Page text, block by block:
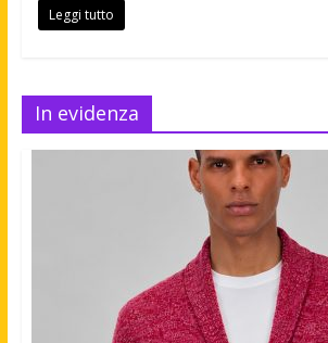
Leggi tutto
In evidenza